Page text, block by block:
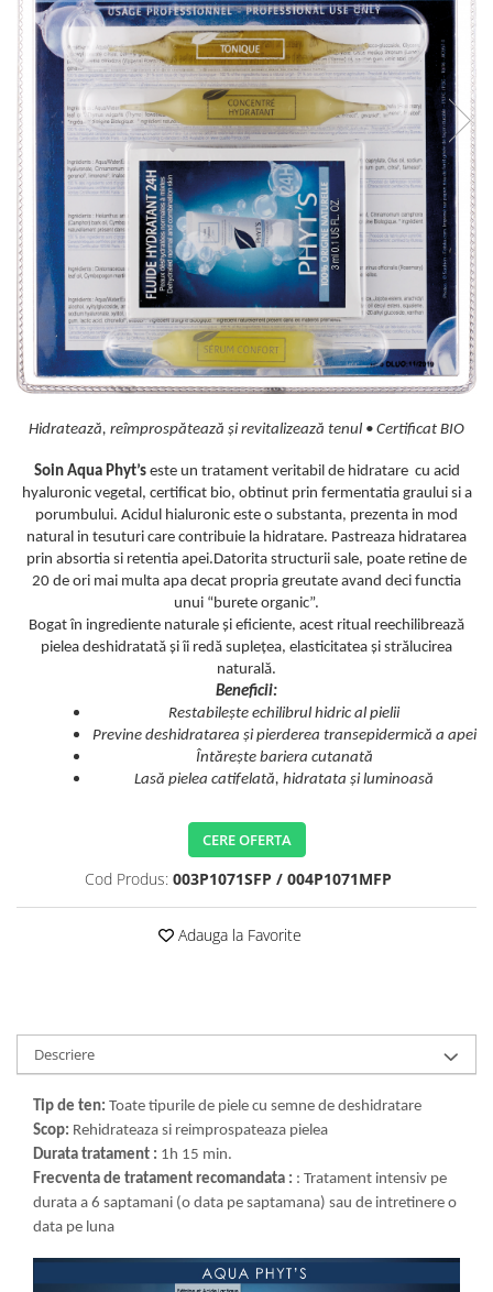
Creme bio anti-poluare
Creme bio piele grasă acneică
Hidratează, reîmprospătează și revitalizează tenul • Certificat BIO
Soin Aqua Phyt’seste un tratament veritabil de hidratare cu acid
hyaluronic vegetal, certificat bio, obtinut prin fermentatia graului si a
porumbului. Acidul hialuronic este o substanta, prezenta in mod
natural in tesuturi care contribuie la hidratare. Pastreaza hidratarea
prin absortia si retentia apei.Datorita structurii sale, poate retine de
20 de ori mai multa apa decat propria greutate avand deci functia
unui “burete organic”.
Bogat în ingrediente naturale și eficiente, acest ritual reechilibrează
pielea deshidratată și îi redă suplețea, elasticitatea și strălucirea
naturală.
Beneficii:
Restabilește echilibrul hidric al pielii
Previne deshidratarea și pierderea transepidermică a apei
Întărește bariera cutanată
Lasă pielea catifelată, hidratata și luminoasă
CERE OFERTA
Cod Produs: 003P1071SFP / 004P1071MFP
Adauga la Favorite
Descriere
Tip de ten: Toate tipurile de piele cu semne de deshidratare
Scop: Rehidrateaza si reimprospateaza pielea
Durata tratament : 1h 15 min.
Frecventa de tratament recomandata : : Tratament intensiv pe
durata a 6 saptamani (o data pe saptamana) sau de intretinere o
data pe luna